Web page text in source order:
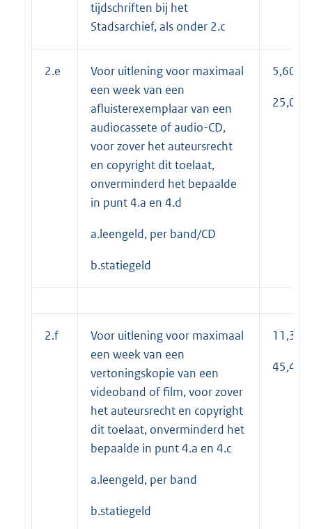
tijdschriften bij het
Stadsarchief, als onder 2.c
2.e
Voor uitlening voor maximaal
een week van een
afluisterexemplaar van een
audiocassete of audio-CD,
voor zover het auteursrecht
en copyright dit toelaat,
onverminderd het bepaalde
in punt 4.a en 4.d
a.leengeld, per band/CD
b.statiegeld
5,60
25,00
2.f
Voor uitlening voor maximaal
een week van een
vertoningskopie van een
videoband of film, voor zover
het auteursrecht en copyright
dit toelaat, onverminderd het
bepaalde in punt 4.a en 4.c
a.leengeld, per band
b.statiegeld
11,30
45,40